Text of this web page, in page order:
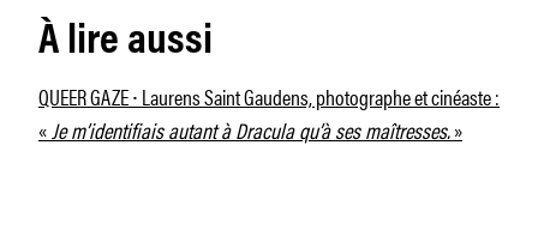
À lire aussi
QUEER GAZE ⸱ Laurens Saint Gaudens, photographe et cinéaste :
«Je m’identifiais autant à Dracula qu’à ses maîtresses.»